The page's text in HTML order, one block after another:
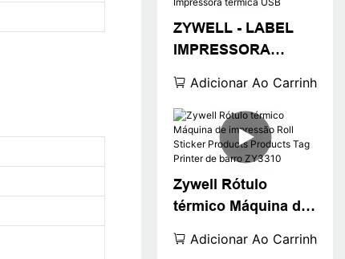
Impressora de
código de barras
barata USB
ZYWELL - LABEL
IMPRESSORA
RABELOS DE
TRANSPORTE E
PAPAGEM IOS
Android 80mm
Impressora térmica
USB
Adicionar Ao Carrinho
Zywell Rótulo
térmico Máquina de
Sticker Products
Adicionar Ao Carrinho